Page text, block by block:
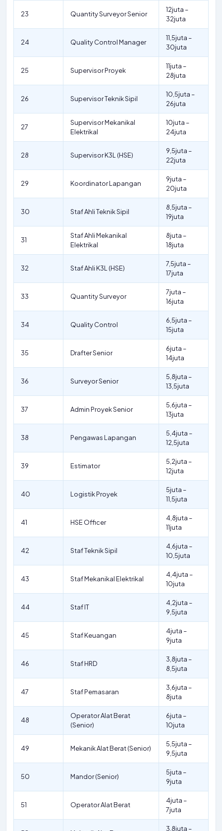
23 Quantity Surveyor Senior
12juta –
32juta
24 Quality Control Manager
11,5juta –
30juta
25 Supervisor Proyek
11juta –
28juta
26 Supervisor Teknik Sipil
10,5juta –
26juta
27
Supervisor Mekanikal
Elektrikal
10juta –
24juta
28 Supervisor K3L (HSE)
9,5juta –
22juta
29 Koordinator Lapangan
9juta –
20juta
30 Staf Ahli Teknik Sipil
8,5juta –
19juta
31
Staf Ahli Mekanikal
Elektrikal
8juta –
18juta
32 Staf Ahli K3L (HSE)
7,5juta –
17juta
33 Quantity Surveyor
7juta –
16juta
34 Quality Control
6,5juta –
15juta
35 Drafter Senior
6juta –
14juta
36 Surveyor Senior
5,8juta –
13,5juta
37 Admin Proyek Senior
5,6juta –
13juta
38 Pengawas Lapangan
5,4juta –
12,5juta
39 Estimator
5,2juta –
12juta
40 Logistik Proyek
5juta –
11,5juta
41 HSE Officer
4,8juta –
11juta
42 Staf Teknik Sipil
4,6juta –
10,5juta
43 Staf Mekanikal Elektrikal
4,4juta –
10juta
44 Staf IT
4,2juta –
9,5juta
45 Staf Keuangan
4juta –
9juta
46 Staf HRD
3,8juta –
8,5juta
47 Staf Pemasaran
3,6juta –
8juta
48
Operator Alat Berat
(Senior)
6juta –
10juta
49 Mekanik Alat Berat (Senior)
5,5juta –
9,5juta
50 Mandor (Senior)
5juta –
9juta
51 Operator Alat Berat
4juta –
7juta
3,8juta –